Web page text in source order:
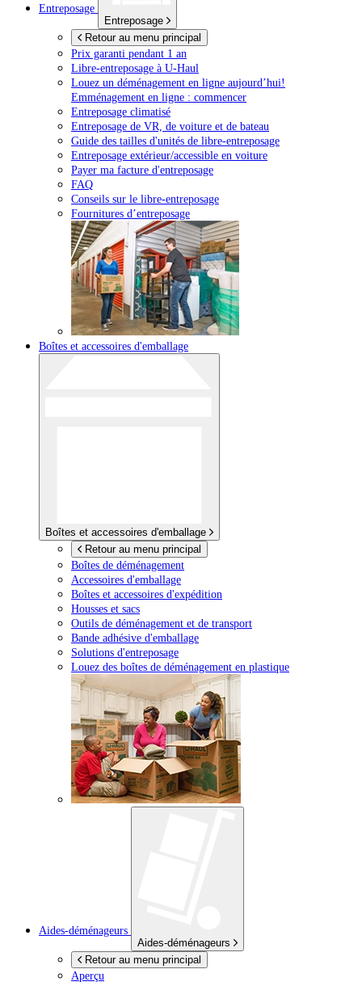
Entreposage
Entreposage
Retour au menu principal
Prix garanti pendant 1 an
Libre-entreposage à U-Haul
Louez un déménagement en ligne aujourd’hui!
Emménagement en ligne : commencer
Entreposage climatisé
Entreposage de VR, de voiture et de bateau
Guide des tailles d'unités de libre-entreposage
Entreposage extérieur/accessible en voiture
Payer ma facture d'entreposage
FAQ
Conseils sur le libre-entreposage
Fournitures d’entreposage
Boîtes et accessoires d'emballage
Boîtes et accessoires d'emballage
Retour au menu principal
Boîtes de déménagement
Accessoires d'emballage
Boîtes et accessoires d'expédition
Housses et sacs
Outils de déménagement et de transport
Bande adhésive d'emballage
Solutions d'entreposage
Louez des boîtes de déménagement en plastique
Aides-déménageurs
Aides-déménageurs
Retour au menu principal
Aperçu